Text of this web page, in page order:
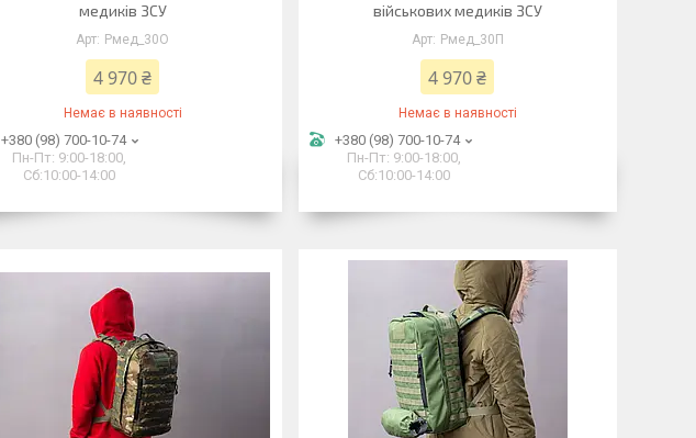
медиків ЗСУ
Рмед_30О
4 970 ₴
Немає в наявності
+380 (98) 700-10-74
Пн-Пт: 9:00-18:00,
Сб:10:00-14:00
військових медиків ЗСУ
Рмед_30П
4 970 ₴
Немає в наявності
+380 (98) 700-10-74
Пн-Пт: 9:00-18:00,
Сб:10:00-14:00